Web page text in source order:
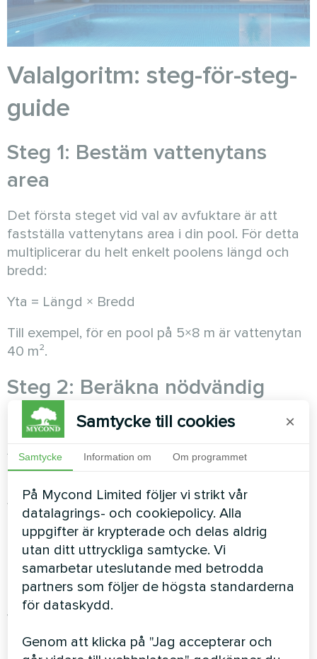
Valalgoritm: steg-för-steg-
guide
Steg 1: Bestäm vattenytans
area
Det första steget vid val av avfuktare är att
fastställa vattenytans area i din pool. För detta
multiplicerar du helt enkelt poolens längd och
bredd:
Yta = Längd × Bredd
Till exempel, för en pool på 5×8 m är vattenytan
40 m².
Steg 2: Beräkna nödvändig
kapacitet
Använd formeln för att beräkna mängden fukt
som avdunstar från poolens yta:
Avdunstning (l/h) = Vattenytans area (m²) × 0,1
För en pool på 40 m² blir avdunstningen: 40 × 0,1
= 4 l/h eller 96 l/dygn.
Det rekommenderas att lägga till 20 % marginal
till det beräknade värdet för att kompensera för
ytterligare fuktkällor (dusch, bubbelpool) och
topplaster:
Samtycke till cookies ×
Samtycke Information om Om programmet
På Mycond Limited följer vi strikt vår
datalagrings- och cookiepolicy. Alla
uppgifter är krypterade och delas aldrig
utan ditt uttryckliga samtycke. Vi
samarbetar uteslutande med betrodda
partners som följer de högsta standarderna
för dataskydd.
Genom att klicka på "Jag accepterar och